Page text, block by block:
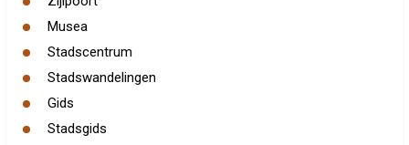
Musea
Stadscentrum
Stadswandelingen
Gids
Stadsgids